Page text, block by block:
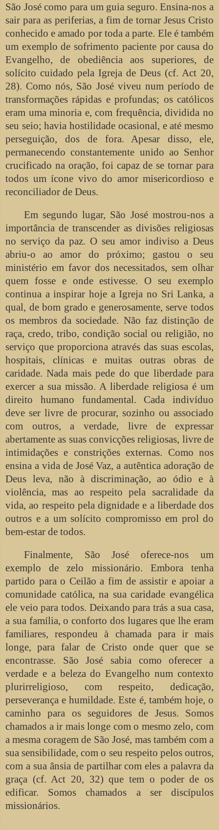
São José como para um guia seguro. Ensina-nos a
sair para as periferias, a fim de tornar Jesus Cristo
conhecido e amado por toda a parte. Ele é também
um exemplo de sofrimento paciente por causa do
Evangelho, de obediência aos superiores, de
solícito cuidado pela Igreja de Deus (cf. Act 20,
28). Como nós, São José viveu num período de
transformações rápidas e profundas; os católicos
eram uma minoria e, com frequência, dividida no
seu seio; havia hostilidade ocasional, e até mesmo
perseguição, dos de fora. Apesar disso, ele,
permanecendo constantemente unido ao Senhor
crucificado na oração, foi capaz de se tornar para
todos um ícone vivo do amor misericordioso e
reconciliador de Deus.
Em segundo lugar, São José mostrou-nos a
importância de transcender as divisões religiosas
no serviço da paz. O seu amor indiviso a Deus
abriu-o ao amor do próximo; gastou o seu
ministério em favor dos necessitados, sem olhar
quem fosse e onde estivesse. O seu exemplo
continua a inspirar hoje a Igreja no Sri Lanka, a
qual, de bom grado e generosamente, serve todos
os membros da sociedade. Não faz distinção de
raça, credo, tribo, condição social ou religião, no
serviço que proporciona através das suas escolas,
hospitais, clínicas e muitas outras obras de
caridade. Nada mais pede do que liberdade para
exercer a sua missão. A liberdade religiosa é um
direito humano fundamental. Cada indivíduo
deve ser livre de procurar, sozinho ou associado
com outros, a verdade, livre de expressar
abertamente as suas convicções religiosas, livre de
intimidações e constrições externas. Como nos
ensina a vida de José Vaz, a autêntica adoração de
Deus leva, não à discriminação, ao ódio e à
violência, mas ao respeito pela sacralidade da
vida, ao respeito pela dignidade e a liberdade dos
outros e a um solícito compromisso em prol do
bem-estar de todos.
Finalmente, São José oferece-nos um
exemplo de zelo missionário. Embora tenha
partido para o Ceilão a fim de assistir e apoiar a
comunidade católica, na sua caridade evangélica
ele veio para todos. Deixando para trás a sua casa,
a sua família, o conforto dos lugares que lhe eram
familiares, respondeu à chamada para ir mais
longe, para falar de Cristo onde quer que se
encontrasse. São José sabia como oferecer a
verdade e a beleza do Evangelho num contexto
plurirreligioso, com respeito, dedicação,
perseverança e humildade. Este é, também hoje, o
caminho para os seguidores de Jesus. Somos
chamados a ir mais longe com o mesmo zelo, com
a mesma coragem de São José, mas também com a
sua sensibilidade, com o seu respeito pelos outros,
com a sua ânsia de partilhar com eles a palavra da
graça (cf. Act 20, 32) que tem o poder de os
edificar. Somos chamados a ser discípulos
missionários.